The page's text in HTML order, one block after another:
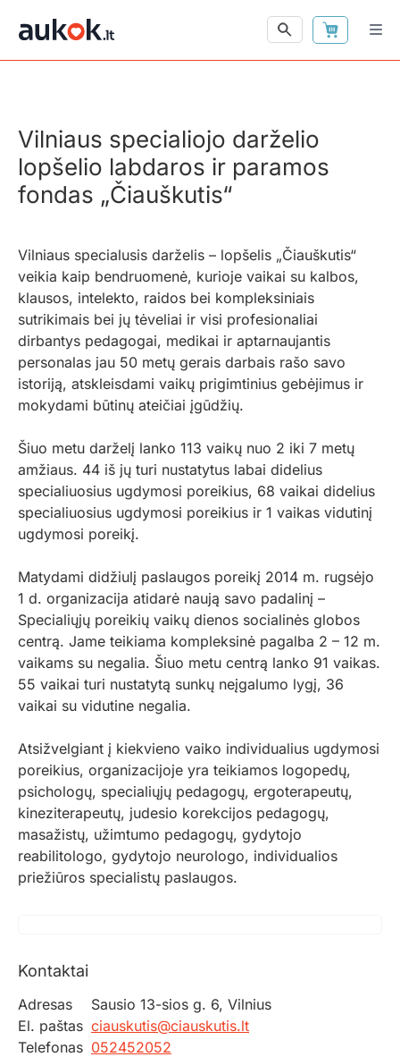
Vilniaus specialiojo darželio
lopšelio labdaros ir paramos
fondas „Čiauškutis“
Vilniaus specialusis darželis – lopšelis „Čiauškutis“
veikia kaip bendruomenė, kurioje vaikai su kalbos,
klausos, intelekto, raidos bei kompleksiniais
sutrikimais bei jų tėveliai ir visi profesionaliai
dirbantys pedagogai, medikai ir aptarnaujantis
personalas jau 50 metų gerais darbais rašo savo
istoriją, atskleisdami vaikų prigimtinius gebėjimus ir
mokydami būtinų ateičiai įgūdžių.
Šiuo metu darželį lanko 113 vaikų nuo 2 iki 7 metų
amžiaus. 44 iš jų turi nustatytus labai didelius
specialiuosius ugdymosi poreikius, 68 vaikai didelius
specialiuosius ugdymosi poreikius ir 1 vaikas vidutinį
ugdymosi poreikį.
Matydami didžiulį paslaugos poreikį 2014 m. rugsėjo
1 d. organizacija atidarė naują savo padalinį –
Specialiųjų poreikių vaikų dienos socialinės globos
centrą. Jame teikiama kompleksinė pagalba 2 – 12 m.
vaikams su negalia. Šiuo metu centrą lanko 91 vaikas.
55 vaikai turi nustatytą sunkų neįgalumo lygį, 36
vaikai su vidutine negalia.
Atsižvelgiant į kiekvieno vaiko individualius ugdymosi
poreikius, organizacijoje yra teikiamos logopedų,
psichologų, specialiųjų pedagogų, ergoterapeutų,
kineziterapeutų, judesio korekcijos pedagogų,
masažistų, užimtumo pedagogų, gydytojo
reabilitologo, gydytojo neurologo, individualios
priežiūros specialistų paslaugos.
Kontaktai
Adresas
Sausio 13-sios g. 6, Vilnius
El. paštas ciauskutis@ciauskutis.lt
Telefonas 052452052